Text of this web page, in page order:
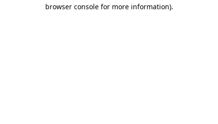
browser console for more information).